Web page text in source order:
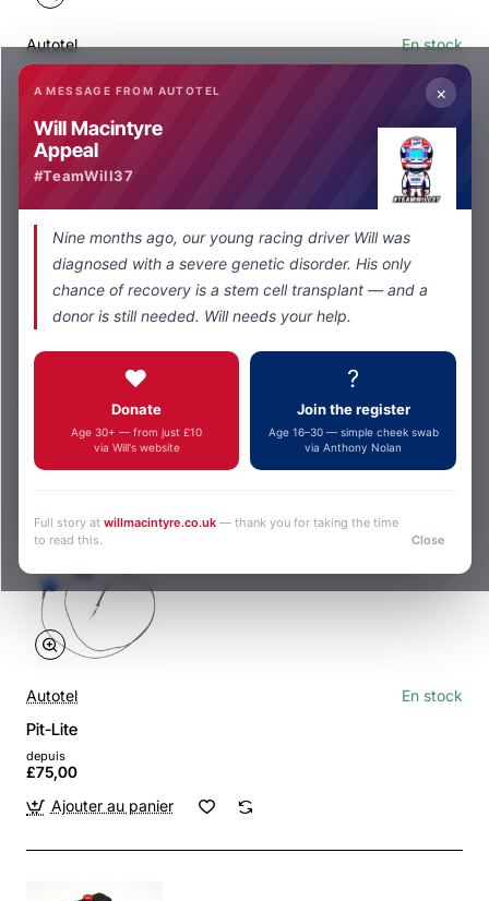
Autotel En stock
£75,00
Ajouter au panier
Embouts auriculaires en mousse RR550E (Standard)
Autotel En stock
Pit-Lite
depuis
£75,00
Ajouter au panier
×
A MESSAGE FROM AUTOTEL
Will Macintyre
Appeal
#TeamWill37
Nine months ago, our young racing driver Will was
diagnosed with a severe genetic disorder. His only
chance of recovery is a stem cell transplant — and a
donor is still needed. Will needs your help.
❤️
Donate
Age 30+ — from just £10
via Will's website
?
Join the register
Age 16–30 — simple cheek swab
via Anthony Nolan
Full story at willmacintyre.co.uk — thank you for taking the time
to read this.
Close